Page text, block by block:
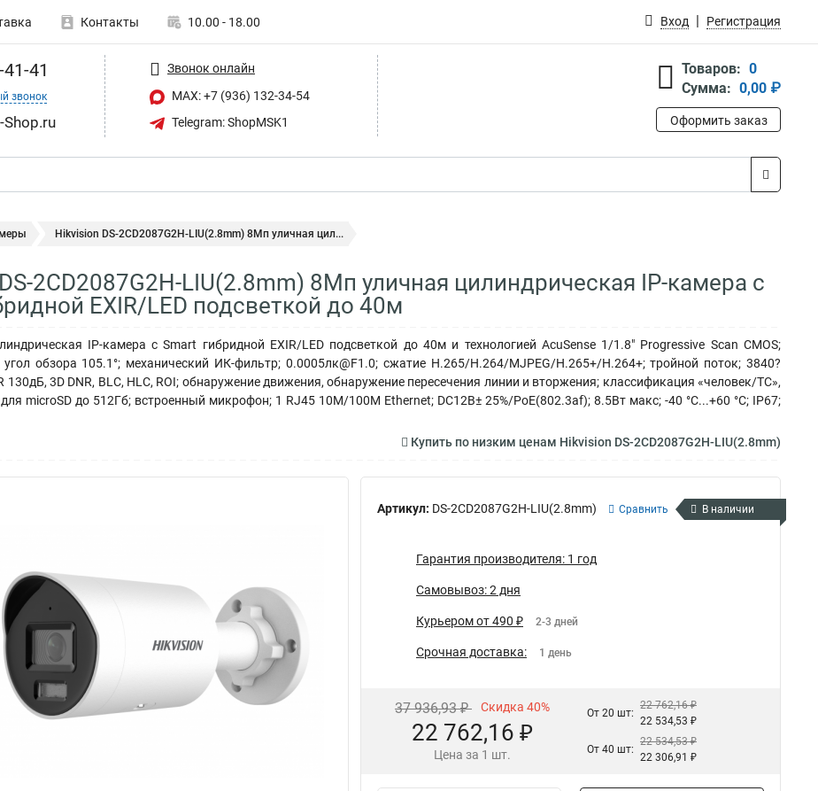
Контакты 10.00 - 18.00 Вход Регистрация
41
звонок
Звонок онлайн
MAX: +7 (936) 132-34-54
Telegram: ShopMSK1
Товаров: 0
Сумма: 0,00 ₽
Оформить заказ
Hikvision DS-2CD2087G2H-LIU(2.8mm) 8Мп уличная цил...
2CD2087G2H-LIU(2.8mm) 8Мп уличная цилиндрическая IP-камера с
EXIR/LED подсветкой до 40м
IP-камера с Smart гибридной EXIR/LED подсветкой до 40м и технологией AcuSense 1/1.8" Progressive Scan CMOS;
обзора 105.1°; механический ИК-фильтр; 0.0005лк@F1.0; сжатие H.265/H.264/MJPEG/H.265+/H.264+; тройной поток; 3840?
130дБ, 3D DNR, BLC, HLC, ROI; обнаружение движения, обнаружение пересечения линии и вторжения; классификация «человек/ТС»,
microSD до 512Гб; встроенный микрофон; 1 RJ45 10M/100M Ethernet; DC12В± 25%/PoE(802.3af); 8.5Вт макс; -40 °C...+60 °C; IP67;
Купить по низким ценам Hikvision DS-2CD2087G2H-LIU(2.8mm)
Артикул: DS-2CD2087G2H-LIU(2.8mm) Сравнить В наличии
Гарантия производителя: 1 год
Самовывоз: 2 дня
Курьером от 490 ₽ 2-3 дней
Срочная доставка: 1 день
37 936,93 ₽ Скидка 40%
22 762,16 ₽
Цена за 1 шт.
От 20 шт:
22 762,16 ₽
22 534,53 ₽
От 40 шт:
22 534,53 ₽
22 306,91 ₽